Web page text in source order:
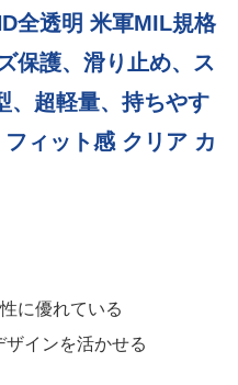
全透明 米軍MIL規格
保護、滑り止め、ス
、超軽量、持ちやす
ィット感 クリア カ
に優れている
インを活かせる